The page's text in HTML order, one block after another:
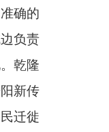
确的
负责
乾隆
新传
迁徙